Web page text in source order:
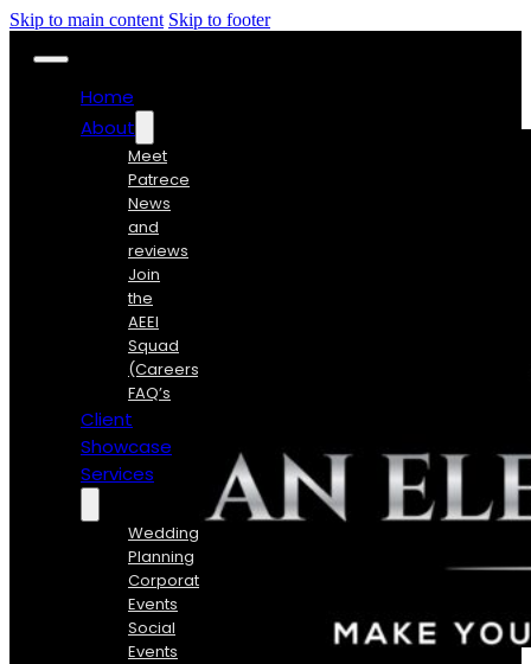
Skip to main content Skip to footer
Home
About
Meet
Patrece
News
and
reviews
Join
the
AEEI
Squad
(Careers)
FAQ’s
Client
Showcase
Services
Wedding
Planning
Corporate
Events
Social
Events